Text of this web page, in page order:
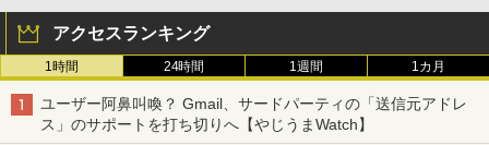
アクセスランキング
1時間 24時間 1週間 1カ月
ユーザー阿鼻叫喚？ Gmail、サードパーティの「送信元アドレ
ス」のサポートを打ち切りへ【やじうまWatch】